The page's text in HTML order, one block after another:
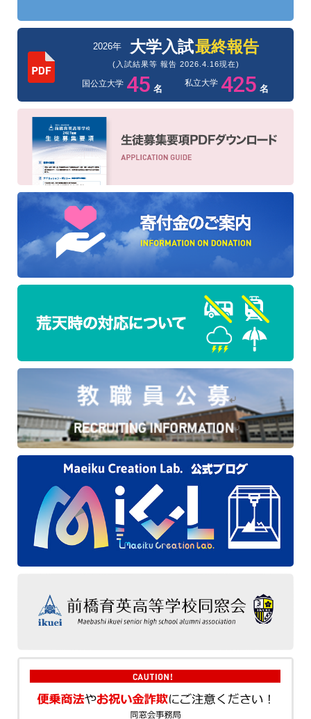
2026年 大学入試最終報告
(入試結果等 報告 2026.4.16現在)
国公立大学 45 名
私立大学 425 名